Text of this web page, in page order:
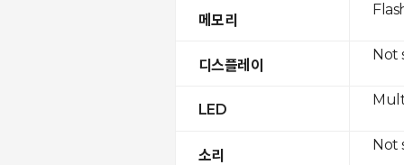
메모리
디스플레이
LED
소리
Not
Not